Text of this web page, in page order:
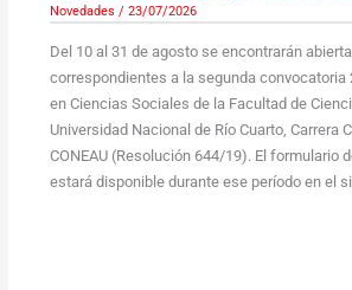
Novedades / 23/07/2026
Del 10 al 31 de agosto se encontrarán
correspondientes a la segunda convocatoria
en Ciencias Sociales de la Facultad de
Universidad Nacional de Río Cuarto, Carrera
CONEAU (Resolución 644/19). El formulario
estará disponible durante ese período en el